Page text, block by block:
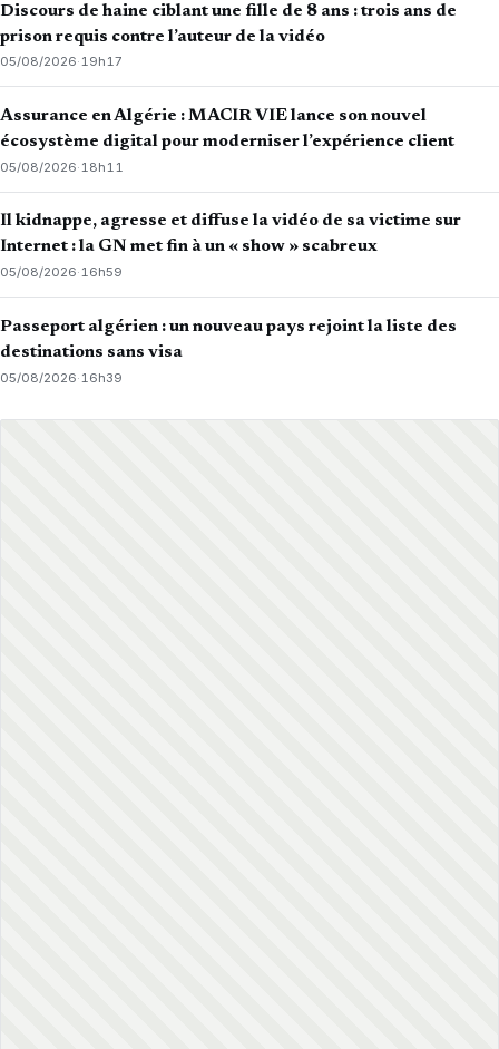
Discours de haine ciblant une fille de 8 ans : trois ans de
prison requis contre l’auteur de la vidéo
05/08/2026·19h17
Assurance en Algérie : MACIR VIE lance son nouvel
écosystème digital pour moderniser l’expérience client
05/08/2026· 18h11
Il kidnappe, agresse et diffuse la vidéo de sa victime sur
Internet : la GN met fin à un « show » scabreux
05/08/2026·16h59
Passeport algérien : un nouveau pays rejoint la liste des
destinations sans visa
05/08/2026· 16h39